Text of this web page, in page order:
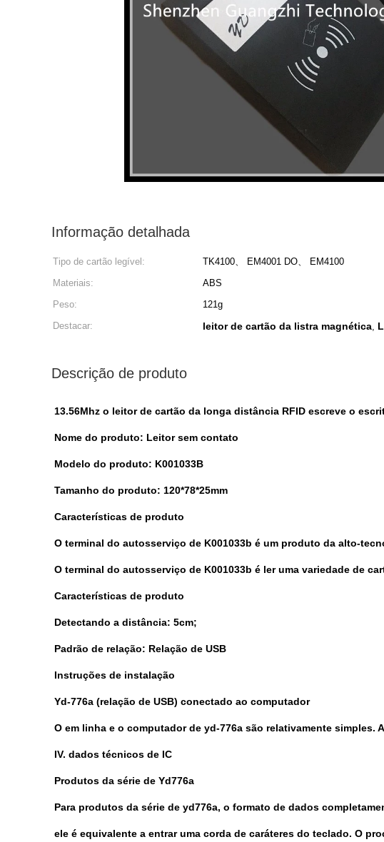
Informação detalhada
Tipo de cartão legível: TK4100、 EM4001 DO、 EM4100
Materiais:
ABS
Peso:
121g
Destacar:
leitor de cartão da listra magnética,
Descrição de produto
13.56Mhz o leitor de cartão da longa distância RFID escreve o
Nome do produto: Leitor sem contato
Modelo do produto: K001033B
Tamanho do produto: 120*78*25mm
Características de produto
O terminal do autosserviço de K001033b é um produto da alto-
O terminal do autosserviço de K001033b é ler uma variedade de
Características de produto
Detectando a distância: 5cm;
Padrão de relação: Relação de USB
Instruções de instalação
Yd-776a (relação de USB) conectado ao computador
O em linha e o computador de yd-776a são relativamente simples.
IV. dados técnicos de IC
Produtos da série de Yd776a
Para produtos da série de yd776a, o formato de dados
ele é equivalente a entrar uma corda de caráteres do teclado. O